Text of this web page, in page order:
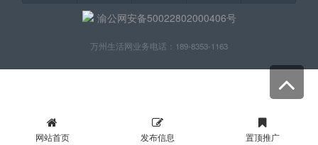
渝公网安备50022802000406号
万州生活网业务电话：189-8353-1163
网站首页 发布信息 置顶推广